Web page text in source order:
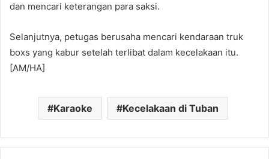
dan mencari keterangan para saksi.
Selanjutnya, petugas berusaha mencari kendaraan truk
boxs yang kabur setelah terlibat dalam kecelakaan itu.
[AM/HA]
Karaoke Kecelakaan di Tuban